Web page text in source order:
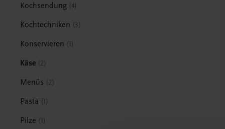
Kochsendung 4
Kochtechniken 3
Konservieren 1
Käse 2
Menüs 2
Pasta 1
Pilze 1